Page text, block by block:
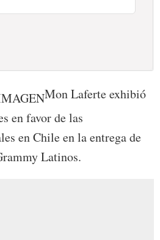
Mon Laferte exhibió
en favor de las
en Chile en la entrega de
Latinos.